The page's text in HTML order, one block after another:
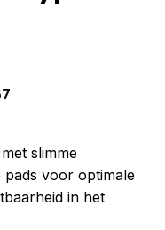
slimme
pads voor optimale
in het